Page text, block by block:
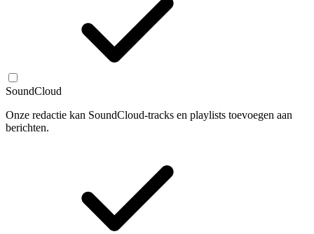
SoundCloud
Onze redactie kan SoundCloud-tracks en playlists toevoegen aan
berichten.